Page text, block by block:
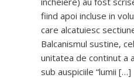
fiind apoi incluse in
care alcatuiesc
Balcanismul sustine,
unitatea de continut a
sub auspiciile “lumii […]